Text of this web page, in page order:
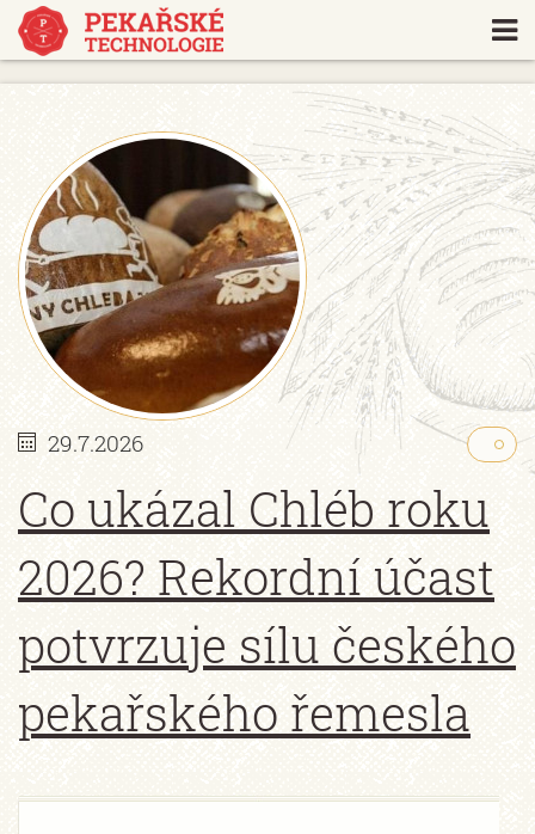
https://www.traditionrolex.com/18
29.7.2026
Co ukázal Chléb roku
2026? Rekordní účast
potvrzuje sílu českého
pekařského řemesla